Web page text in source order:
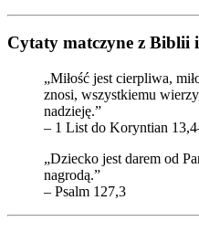
Cytaty matczyne z Biblii
„Miłość jest cierpliwa,
znosi, wszystkiemu
nadzieję.”
– 1 List do Koryntian
„Dziecko jest darem od
nagrodą.”
– Psalm 127,3